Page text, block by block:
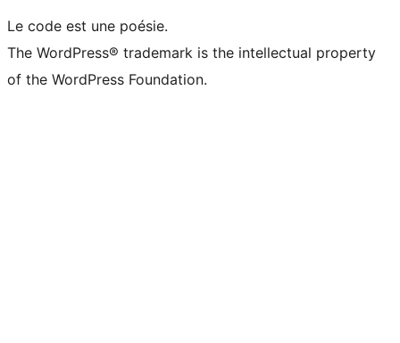
Le code est une poésie.
The WordPress® trademark is the intellectual property
of the WordPress Foundation.